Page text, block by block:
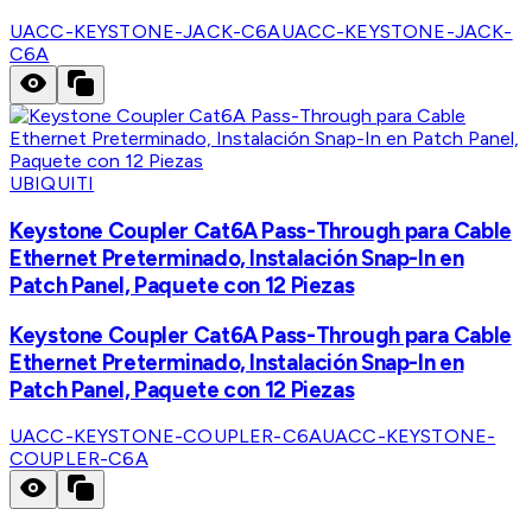
UACC-KEYSTONE-JACK-C6AUACC-KEYSTONE-JACK-
C6A
UBIQUITI
Keystone Coupler Cat6A Pass-Through para Cable
Ethernet Preterminado, Instalación Snap-In en
Patch Panel, Paquete con 12 Piezas
Keystone Coupler Cat6A Pass-Through para Cable
Ethernet Preterminado, Instalación Snap-In en
Patch Panel, Paquete con 12 Piezas
UACC-KEYSTONE-COUPLER-C6AUACC-KEYSTONE-
COUPLER-C6A